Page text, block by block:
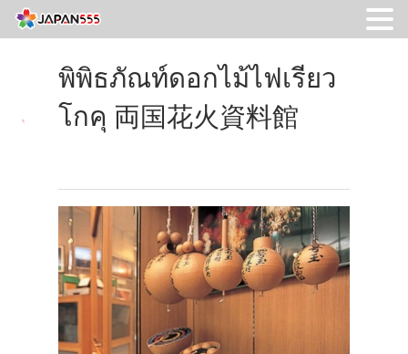
พิพิธภัณท์ดอกไม้ไฟเรียว
โกคุ 両国花火資料館